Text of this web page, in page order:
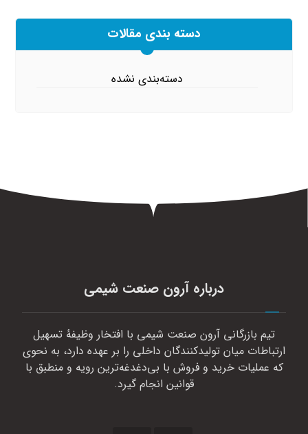
دسته بندی مقالات
دسته‌بندی نشده
درباره آرون صنعت شیمی
تیم بازرگانی آرون صنعت شیمی با افتخار وظیفهٔ تسهیل
ارتباطات میان تولیدکنندگان داخلی را بر عهده دارد، به نحوی
که عملیات خرید و فروش با بی‌دغدغه‌ترین رویه و منطبق با
قوانین انجام گیرد.